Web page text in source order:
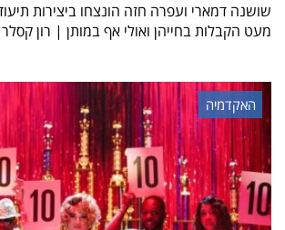
שושנה דמארי ועפרה חזה הונצחו ביצירות
מעט הקבלות בחייהן ואולי אף במותן | רון
האקדמיה